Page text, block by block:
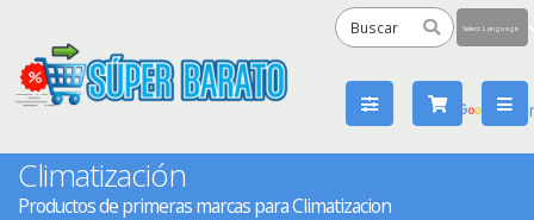
by
Climatización
Productos de primeras marcas para Climatizacion